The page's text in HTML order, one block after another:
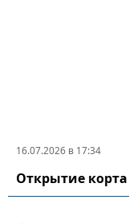
16.07.2026 в 17:34
Открытие